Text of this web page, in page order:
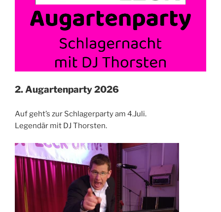
2. Augartenparty 2026
Auf geht’s zur Schlagerparty am 4.Juli.
Legendär mit DJ Thorsten.